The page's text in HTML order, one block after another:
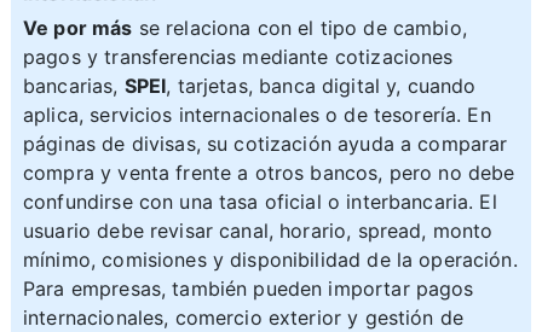
Ve por más se relaciona con el tipo de cambio,
pagos y transferencias mediante cotizaciones
bancarias, SPEI, tarjetas, banca digital y, cuando
aplica, servicios internacionales o de tesorería. En
páginas de divisas, su cotización ayuda a comparar
compra y venta frente a otros bancos, pero no debe
confundirse con una tasa oficial o interbancaria. El
usuario debe revisar canal, horario, spread, monto
mínimo, comisiones y disponibilidad de la operación.
Para empresas, también pueden importar pagos
internacionales, comercio exterior y gestión de